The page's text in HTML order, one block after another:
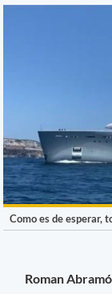
Como es de esperar,
Roman